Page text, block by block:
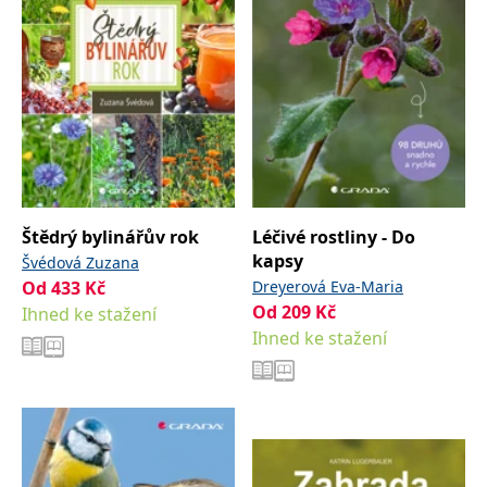
Štědrý bylinářův rok
Švédová Zuzana
Od 433 Kč
Ihned ke stažení
Léčivé rostliny - Do
kapsy
Dreyerová Eva-Maria
Od 209 Kč
Ihned ke stažení